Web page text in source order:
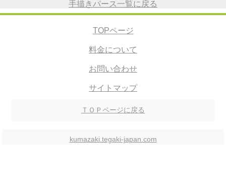
手描きパース一覧に戻る
TOPページ
料金について
お問い合わせ
サイトマップ
ＴＯＰページに戻る
kumazaki.tegaki-japan.com